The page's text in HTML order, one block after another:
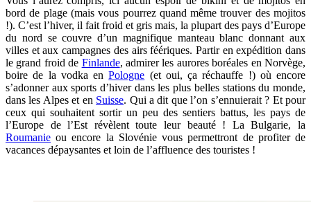
bord de plage (mais vous pourrez quand même trouver des mojitos
!). C’est l’hiver, il fait froid et gris mais, la plupart des pays d’Europe
du nord se couvre d’un magnifique manteau blanc donnant aux
villes et aux campagnes des airs féériques. Partir en expédition dans
le grand froid de Finlande, admirer les aurores boréales en Norvège,
boire de la vodka enPologne (et oui, ça réchauffe !) où encore
s’adonner aux sports d’hiver dans les plus belles stations du monde,
dans les Alpes et en Suisse. Qui a dit que l’on s’ennuierait ? Et pour
ceux qui souhaitent sortir un peu des sentiers battus, les pays de
l’Europe de l’Est révèlent toute leur beauté ! La Bulgarie, la
Roumanie ou encore la Slovénie vous permettront de profiter de
vacances dépaysantes et loin de l’affluence des touristes !